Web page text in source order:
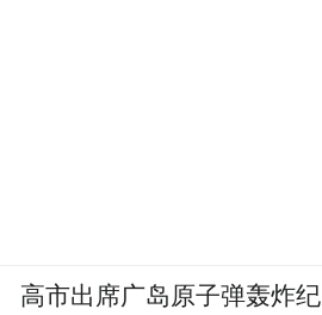
高市出席广岛原子弹轰炸纪